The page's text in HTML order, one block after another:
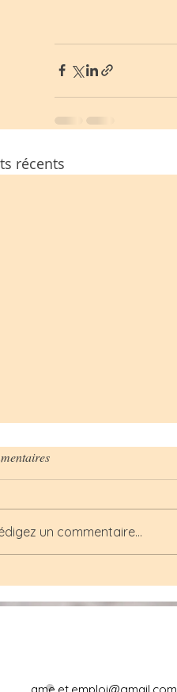
récents
un commentaire...